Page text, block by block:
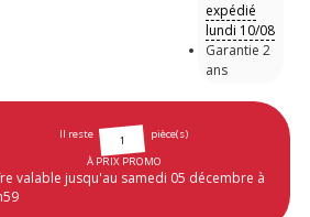
expédié
lundi 10/08
Garantie 2
ans
Il reste 1
pièce(s)
À PRIX PROMO
valable jusqu'au samedi 05 décembre à